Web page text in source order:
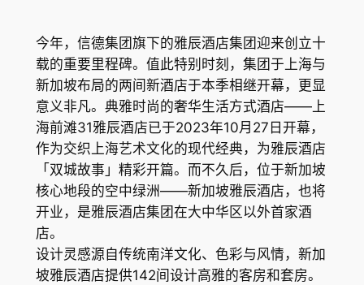
今年，信德集团旗下的雅辰酒店集团迎来创立十
载的重要里程碑。值此特别时刻，集团于上海与
新加坡布局的两间新酒店于本季相继开幕，更显
意义非凡。典雅时尚的奢华生活方式酒店——上
海前滩31雅辰酒店已于2023年10月27日开幕，
作为交织上海艺术文化的现代经典，为雅辰酒店
「双城故事」精彩开篇。而不久后，位于新加坡
核心地段的空中绿洲——新加坡雅辰酒店，也将
开业，是雅辰酒店集团在大中华区以外首家酒
店。
设计灵感源自传统南洋文化、色彩与风情，新加
坡雅辰酒店提供142间设计高雅的客房和套房。